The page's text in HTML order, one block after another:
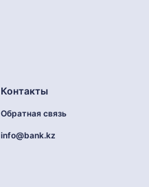
Контакты
Обратная связь
info@bank.kz